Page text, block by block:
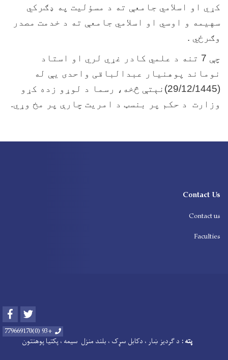
کړي او اسلامي جامعې ته د مسؤلیت په ډګرکي
سهیمه و اوسي او اسلامي جامعې ته د خدمت مصدر
وګرځي .
چې 7 تنه د علمي کادر غړي لري او استاد
نوماند پوهنیار عبدالباقی واحدی یې له
(29/12/1445)نېتې څخه، رسما د لوړو زده کړو
وزارت د حکم پر بنسټ د امريت چارې پر مخ وړي.
Contact Us
Contact us
Faculties
Facebook
+93 (0)779669170
پته : دګردیز ښار ، دکابل سړک ، بلند منزل سیمه ، پکتیا پوهنتون